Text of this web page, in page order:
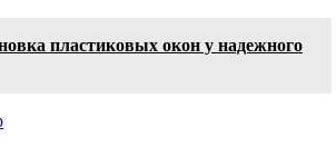
пластиковых окон у надежного